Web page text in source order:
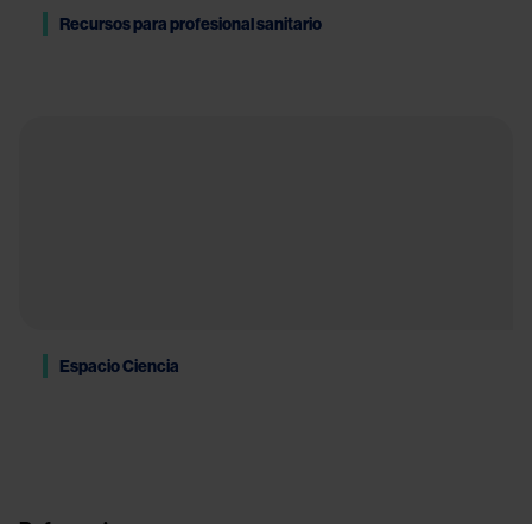
Recursos para profesional sanitario
Espacio Ciencia